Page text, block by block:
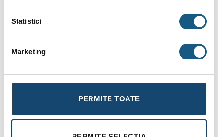
Statistici
Marketing
PERMITE TOATE